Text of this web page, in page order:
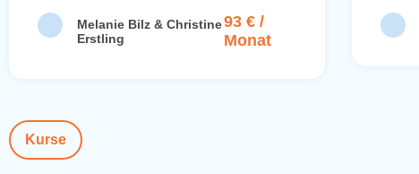
Melanie Bilz & Christine
Erstling
93 € /
Monat
Kurse